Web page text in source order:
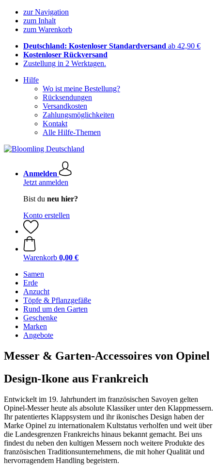
zur Navigation
zum Inhalt
zum Warenkorb
Deutschland: Kostenloser Standardversand ab 42,90 €
Kostenloser Rückversand
Zustellung in 2 Werktagen.
Hilfe
Wo ist meine Bestellung?
Rücksendungen
Versandkosten
Zahlungsmöglichkeiten
Kontakt
Alle Hilfe-Themen
Anmelden
Jetzt anmelden
Bist du neu hier?
Konto erstellen
Warenkorb 0,00 €
Samen
Erde
Anzucht
Töpfe & Pflanzgefäße
Rund um den Garten
Geschenke
Marken
Angebote
Messer & Garten-Accessoires von Opinel
Design-Ikone aus Frankreich
Entwickelt im 19. Jahrhundert im französischen Savoyen gelten
Opinel-Messer heute als absolute Klassiker unter den Klappmessern.
Ihr patentiertes Klappsystem und ihr ikonisches Design haben der
Marke Opinel zu internationalem Kultstatus verholfen und weit über
die Landesgrenzen Frankreichs hinaus bekannt gemacht. Bei uns
findest du neben den kultigen Messern noch weitere Produkte des
französischen Traditionsunternehmens, die mit hoher Qualität und
hervorragendem Handling begeistern.